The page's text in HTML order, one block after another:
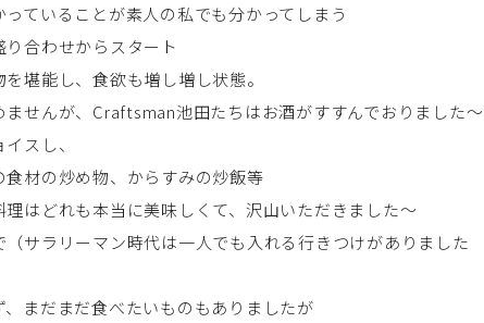
ていることが素人の私でも分かってしまう
合わせからスタート
堪能し、食欲も増し増し状態。
せんが、Craftsman池田たちはお酒がすすんでおりました～
スし、
材の炒め物、からすみの炒飯等
はどれも本当に美味しくて、沢山いただきました～
サラリーマン時代は一人でも入れる行きつけがありました
まだまだ食べたいものもありましたが